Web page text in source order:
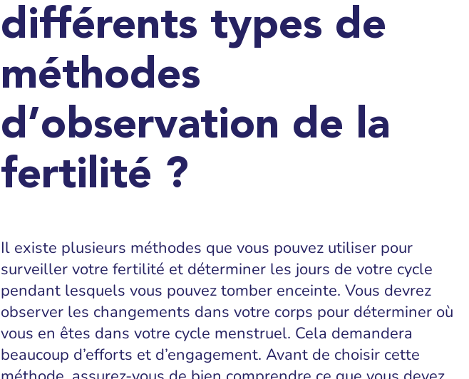
différents types de
méthodes
d’observation de la
fertilité ?
Il existe plusieurs méthodes que vous pouvez utiliser pour
surveiller votre fertilité et déterminer les jours de votre cycle
pendant lesquels vous pouvez tomber enceinte. Vous devrez
observer les changements dans votre corps pour déterminer où
vous en êtes dans votre cycle menstruel. Cela demandera
beaucoup d’efforts et d’engagement. Avant de choisir cette